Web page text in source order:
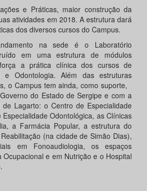
e Práticas, maior construção da
atividades em 2018. A estrutura dará
dos diversos cursos do Campus.
na sede é o Laboratório
em uma estrutura de módulos
a prática clínica dos cursos de
e Odontologia. Além das estruturas
o Campus tem ainda, como suporte,
do Estado de Sergipe e com a
de Lagarto: o Centro de Especialidade
Odontológica, as Clínicas
a Farmácia Popular, a estrutura do
(na cidade de Simão Dias),
em Fonoaudiologia, os espaços
Ocupacional e em Nutrição e o Hospital